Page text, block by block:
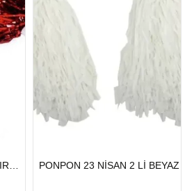
PONPON 23 NİSAN 2 Lİ KIRMIZI
HIZLI
GÖNDERİ
PONPON 23 NİSAN 2 Lİ BEYAZ